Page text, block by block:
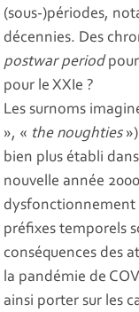
(sous-)périodes,
décennies. Des
postwar periodpour
pour le XXIe ?
Les surnoms
», « the noughties»)
bien plus établi
nouvelle année
dysfonctionnement
préfixes temporels
conséquences des
la pandémie de
ainsi porter sur les